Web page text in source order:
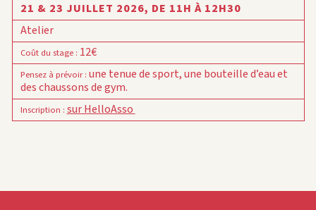
21 & 23 JUILLET 2026, DE 11H À 12H30
Atelier
Coût du stage: 12€
Pensez à prévoir: une tenue de sport, une bouteille d’eau et
des chaussons de gym.
Inscription : sur HelloAsso